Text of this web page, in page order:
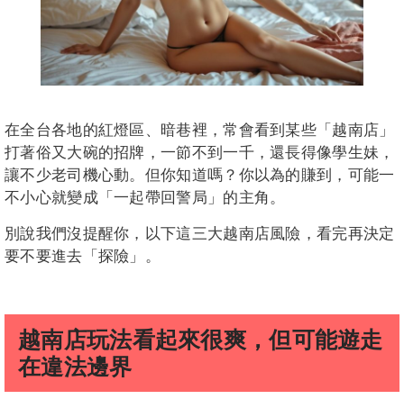
在全台各地的紅燈區、暗巷裡，常會看到某些「越南店」
打著俗又大碗的招牌，一節不到一千，還長得像學生妹，
讓不少老司機心動。但你知道嗎？你以為的賺到，可能一
不小心就變成「一起帶回警局」的主角。
別說我們沒提醒你，以下這三大越南店風險，看完再決定
要不要進去「探險」。
越南店玩法看起來很爽，但可能遊走
在違法邊界